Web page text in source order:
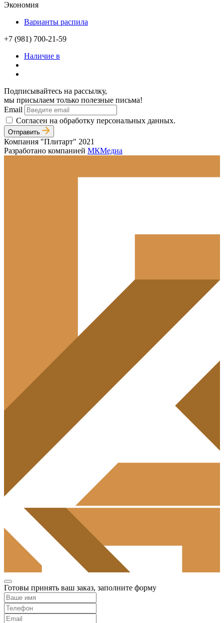
Экономия
Варианты распила
+7 (981) 700-21-59
Наличие в
Подписывайтесь на рассылку,
мы присылаем только полезные письма!
Email
Согласен на обработку персональных данных.
Отправить
Компания "Плитарт" 2021
Разработано компанией МКМедиа
Готовы принять ваш заказ, заполните форму